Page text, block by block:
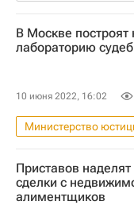
В Москве построят
лабораторию
10 июня 2022, 16:02
Министерство
Москва
Приставов
сделки с
алиментщиков